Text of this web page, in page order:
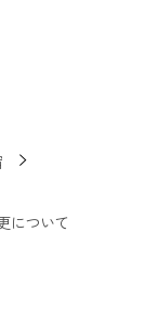
について